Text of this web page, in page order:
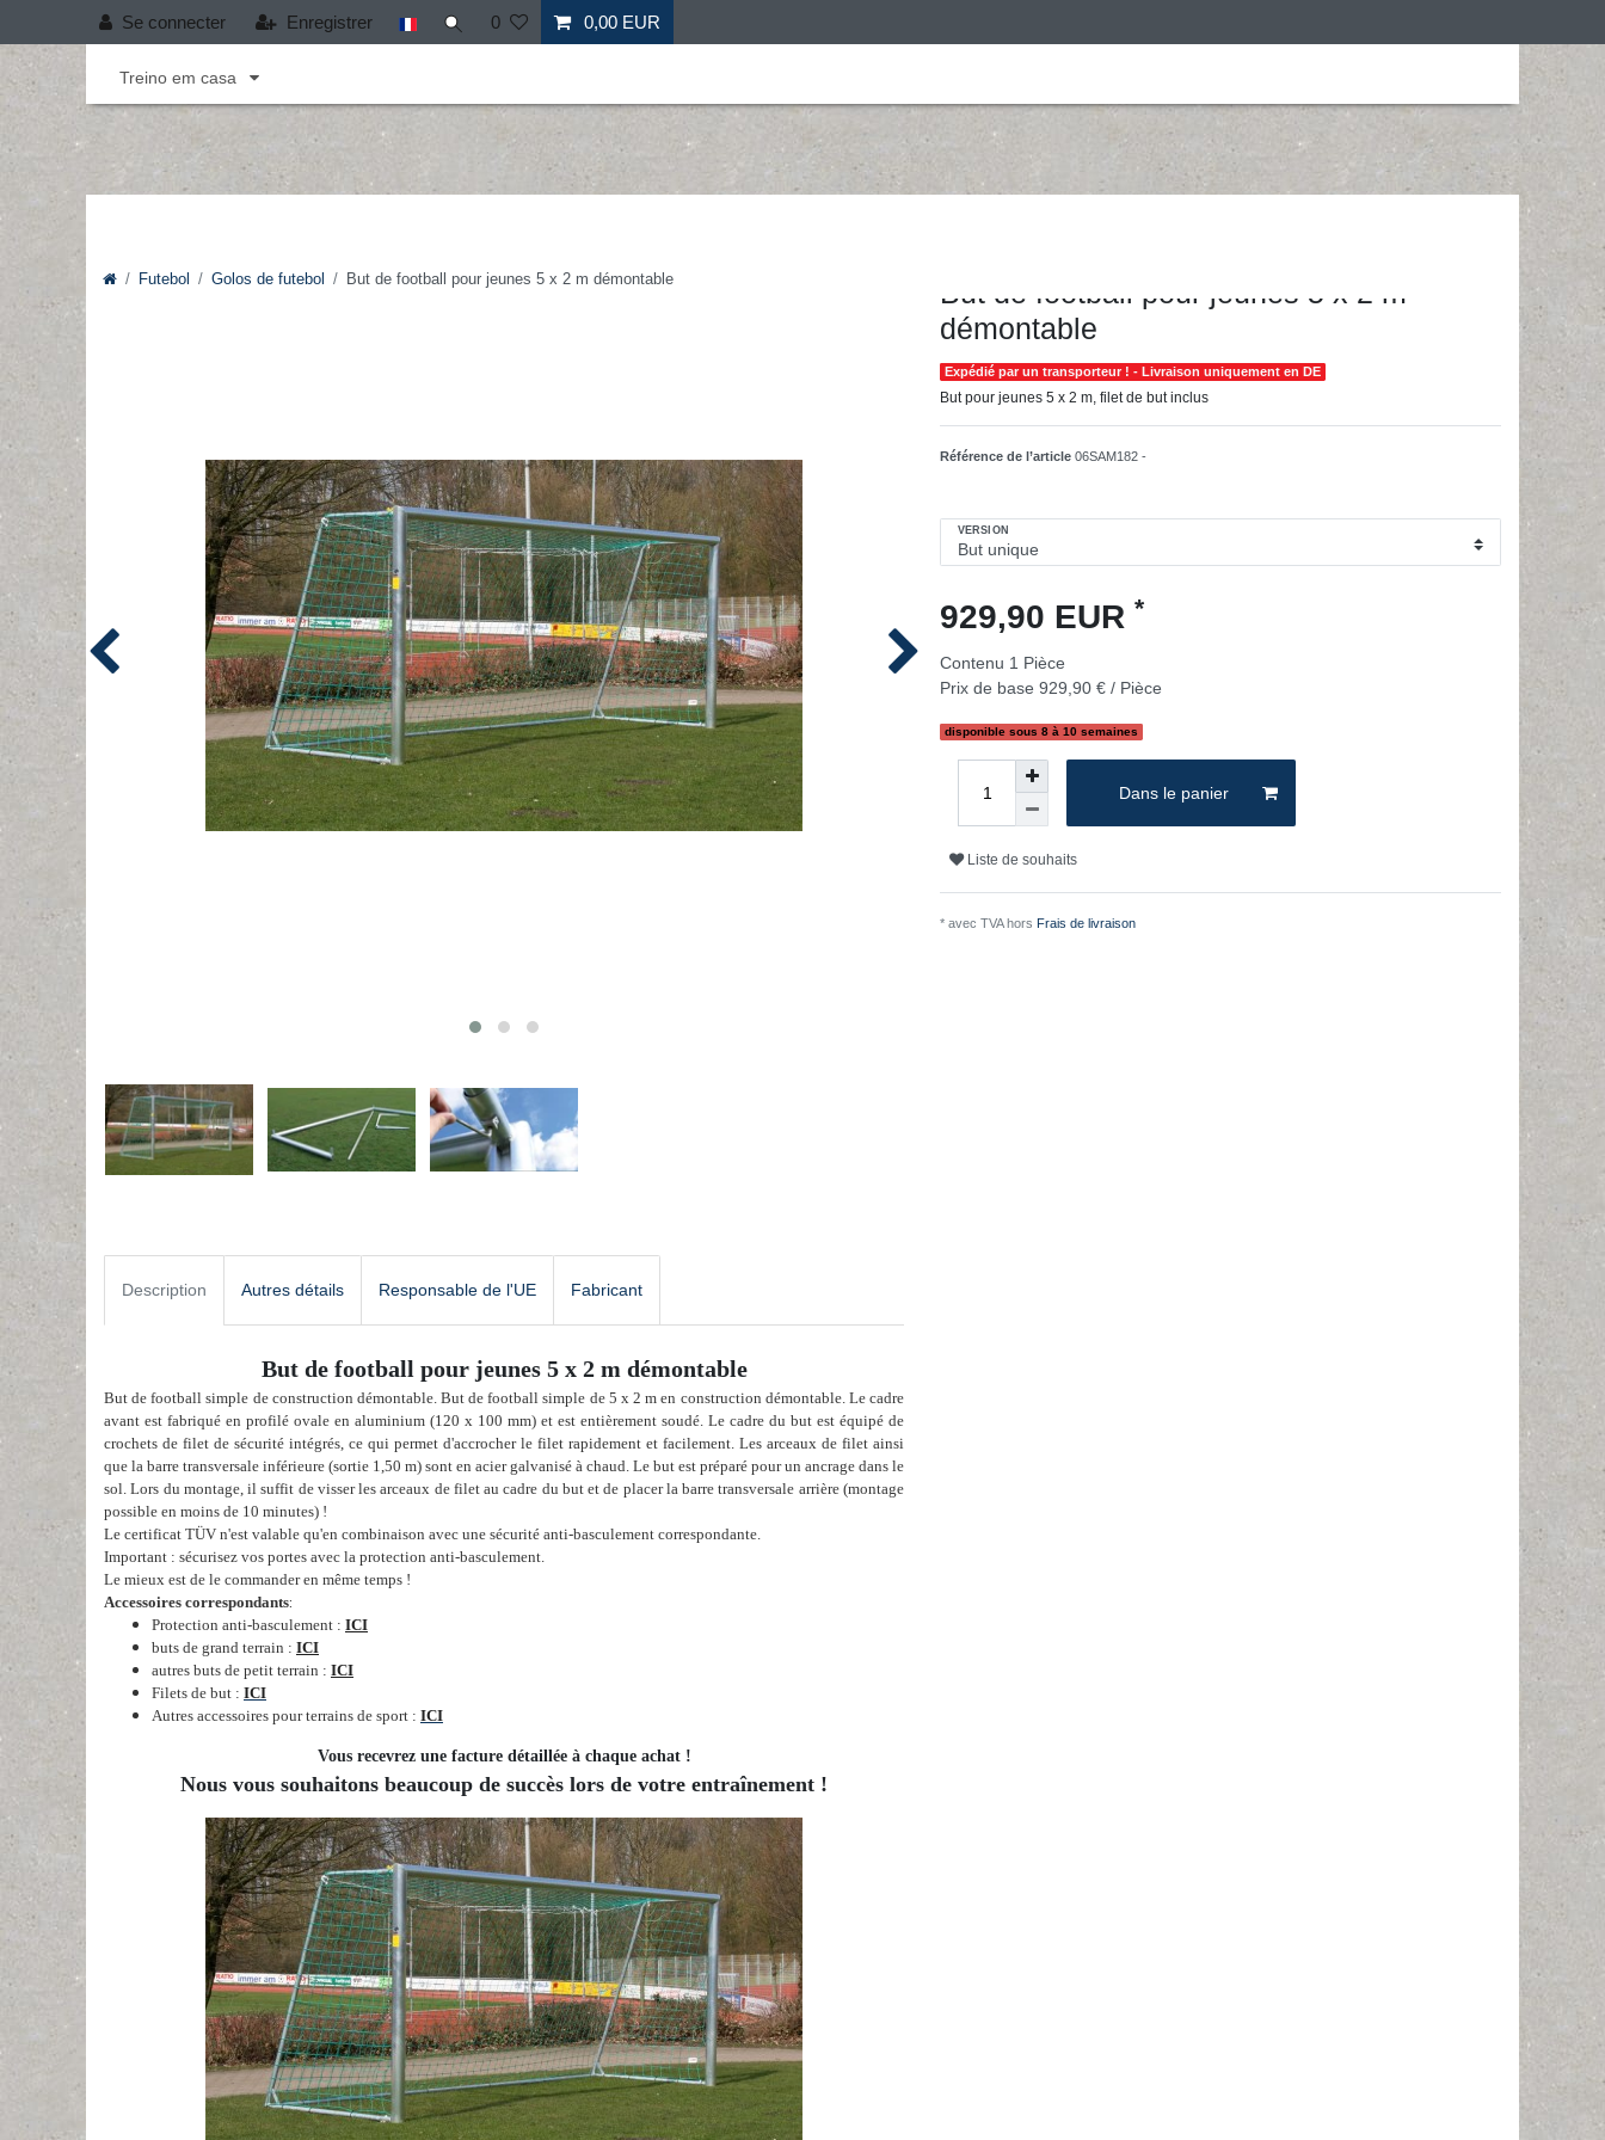
Se connecter Enregistrer 0 0,00 EUR
Andebol Cobertura T-PRO Desporto infantil Fitness
Treino em casa
Futebol Golos de futebol But de football pour jeunes 5 x 2 m démontable
But de football pour jeunes 5 x 2 m
démontable
Expédié par un transporteur ! - Livraison uniquement en DE
But pour jeunes 5 x 2 m, filet de but inclus
Référence de l’article 06SAM182 -
VERSION
929,90 EUR *
Contenu 1 Pièce
Prix de base 929,90 € / Pièce
disponible sous 8 à 10 semaines
Dans le panier
Liste de souhaits
* avec TVA hors Frais de livraison
Description Autres détails Responsable de l'UE Fabricant
But de football pour jeunes 5 x 2 m démontable
But de football simple de construction démontable. But de football simple de 5 x 2 m en construction démontable. Le cadre
avant est fabriqué en profilé ovale en aluminium (120 x 100 mm) et est entièrement soudé. Le cadre du but est équipé de
crochets de filet de sécurité intégrés, ce qui permet d'accrocher le filet rapidement et facilement. Les arceaux de filet ainsi
que la barre transversale inférieure (sortie 1,50 m) sont en acier galvanisé à chaud. Le but est préparé pour un ancrage dans le
sol. Lors du montage, il suffit de visser les arceaux de filet au cadre du but et de placer la barre transversale arrière (montage
possible en moins de 10 minutes) !
Le certificat TÜV n'est valable qu'en combinaison avec une sécurité anti-basculement correspondante.
Important : sécurisez vos portes avec la protection anti-basculement.
Le mieux est de le commander en même temps !
Accessoires correspondants:
Protection anti-basculement : ICI
buts de grand terrain : ICI
autres buts de petit terrain : ICI
Filets de but : ICI
Autres accessoires pour terrains de sport : ICI
Vous recevrez une facture détaillée à chaque achat !
Nous vous souhaitons beaucoup de succès lors de votre entraînement !